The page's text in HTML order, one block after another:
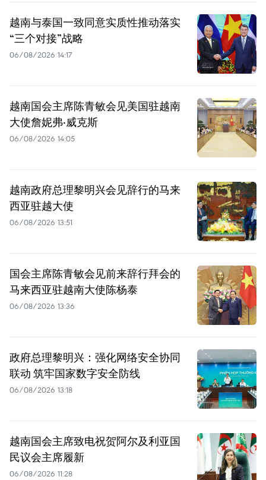
越南与泰国一致同意实质性推动落实
“三个对接”战略
06/08/2026 14:17
越南国会主席陈青敏会见美国驻越南
大使詹妮弗·威克斯
06/08/2026 14:05
越南政府总理黎明兴会见辞行的马来
西亚驻越大使
06/08/2026 13:51
国会主席陈青敏会见前来辞行拜会的
马来西亚驻越南大使陈杨泰
06/08/2026 13:36
政府总理黎明兴：强化网络安全协同
联动 筑牢国家数字安全防线
06/08/2026 13:18
越南国会主席致电祝贺阿尔及利亚国
民议会主席履新
06/08/2026 11:28